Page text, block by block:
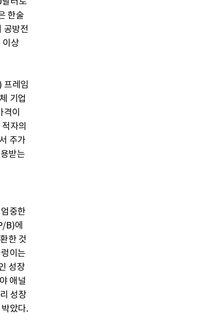
한술
공방전
이상
프레임
기업
이
자의
주가
받는
중한
B)에
한 것
이는
성장
애널
성장
았다.